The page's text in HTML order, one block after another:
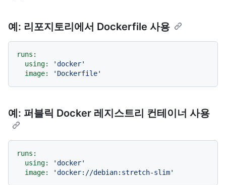
예: 리포지토리에서 Dockerfile 사용
runs:
using:
'docker'
image:
'Dockerfile'
예: 퍼블릭 Docker 레지스트리 컨테이너 사용
runs:
using:
'docker'
image:
'docker://debian:stretch-slim'